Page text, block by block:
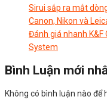
Sirui sắp ra mắt
Canon, Nikon và
Đánh giá nhanh K&F
System
Bình Luận mới
Không có bình luận nào để